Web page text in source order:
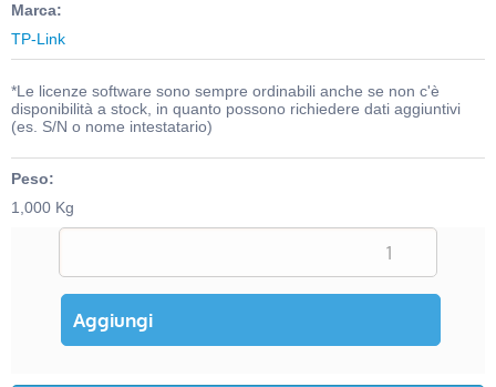
Marca:
TP-Link
*Le licenze software sono sempre ordinabili anche se non c'è
disponibilità a stock, in quanto possono richiedere dati aggiuntivi
(es. S/N o nome intestatario)
Peso:
1,000 Kg